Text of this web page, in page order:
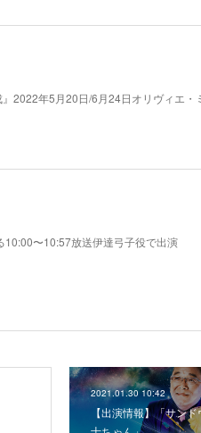
2022年5月20日/6月24日オリヴィエ・
〜10:57放送伊達弓子役で出演
2021.01.30 10:42
【出演情報】「サン